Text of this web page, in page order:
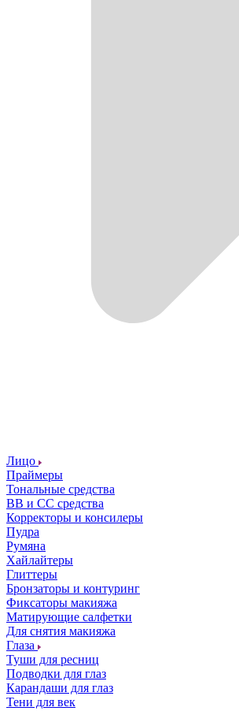
Лицо
Праймеры
Тональные средства
ВВ и СС средства
Корректоры и консилеры
Пудра
Румяна
Хайлайтеры
Глиттеры
Бронзаторы и контуринг
Фиксаторы макияжа
Матирующие салфетки
Для снятия макияжа
Глаза
Туши для ресниц
Подводки для глаз
Карандаши для глаз
Тени для век